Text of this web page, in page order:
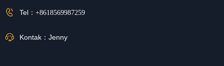
Tel： +8618569987259
Kontak： Jenny